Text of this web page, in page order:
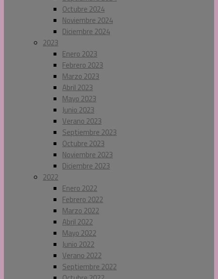
Octubre 2024
Noviembre 2024
Diciembre 2024
2023
Enero 2023
Febrero 2023
Marzo 2023
Abril 2023
Mayo 2023
Junio 2023
Verano 2023
Septiembre 2023
Octubre 2023
Noviembre 2023
Diciembre 2023
2022
Enero 2022
Febrero 2022
Marzo 2022
Abril 2022
Mayo 2022
Junio 2022
Verano 2022
Septiembre 2022